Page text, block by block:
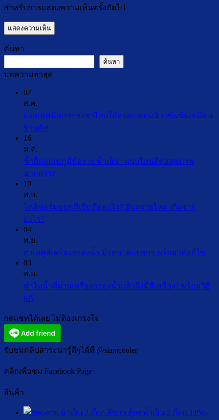
สำหรับการแสดงความเห็นครั้งถัดไป
ค้นหา
ค้นหา
บทความล่าสุด
07
ส.ค.
แจกเทคนิคการชงชาไทยให้อร่อย หอมนัว เข้มข้นเหมือน
ร้านดัง!
บน
แจก
การ
ชง
ให้
นัว
เหมือน
ร้าน
ดัง!
16
ม.ค.
น้ำดื่มอุณหภูมิห้อง vs น้ำเย็น : แบบไหนดีต่อสุขภาพ
มากกว่า?ไม่มี
บน
อุณหภูมิ
ห้อง
น้ำ
เย็น
แบบ
ไหน
ดี
ต่อ
มากกว่า?
19
พ.ย.
โคลิฟอร์มแบคทีเรีย คืออะไร? อันตรายไหม เกิดจาก
อะไร?ไม่มี
บน
ลิ
ฟอร์ม
คือ
อะไร?
อันตราย
ไหม
04
พ.ย.
สาเหตุที่เครื่องกรองน้ำ มีรสชาติแปลกๆ พร้อมวิธีแก้ไข
บน
แป
03
พ.ย.
ทำไมน้ำที่ผ่านเครื่องกรองน้ำแล้วถึงมีสีเหลือง? พร้อมวิธี
แก้
เห็น
บน
ทำไม
ที่
กดแชทได้เลย ไม่ต้องเกรงใจ
รับชมคลิปสาระน่ารู้ดีๆได้ที่ @siamcooler
คลิกเพื่อชม Facebook Page
สินค้า
ตู้กดน้ำเย็น 2 ก๊อก TPW-